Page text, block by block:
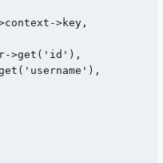
>key,
>get('id'),